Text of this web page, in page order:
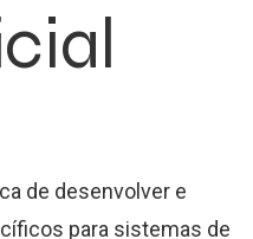
de desenvolver e
para sistemas de